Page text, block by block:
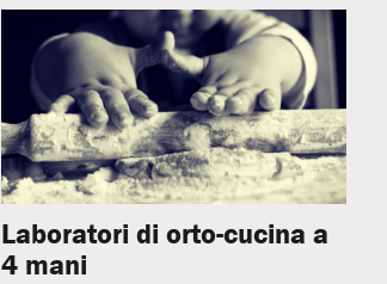
Laboratori di orto-cucina a
4 mani